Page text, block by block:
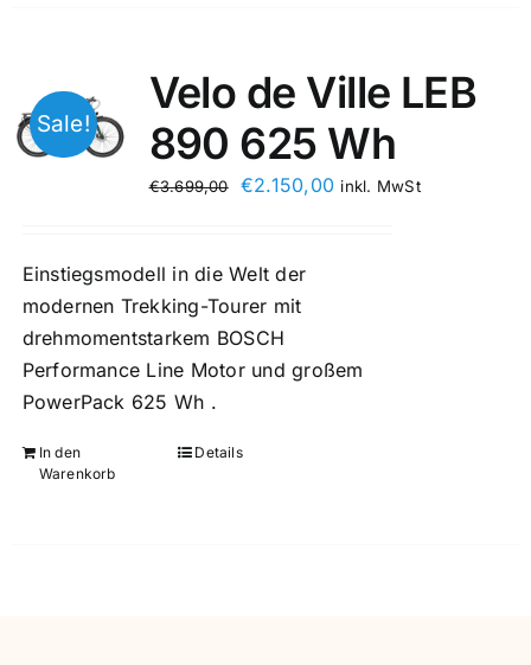
Sale!
Velo de Ville LEB
890 625 Wh
€3.699,00 €2.150,00 inkl. MwSt
Einstiegsmodell in die Welt der
modernen Trekking-Tourer mit
drehmomentstarkem BOSCH
Performance Line Motor und großem
PowerPack 625 Wh .
In den
Warenkorb
Details